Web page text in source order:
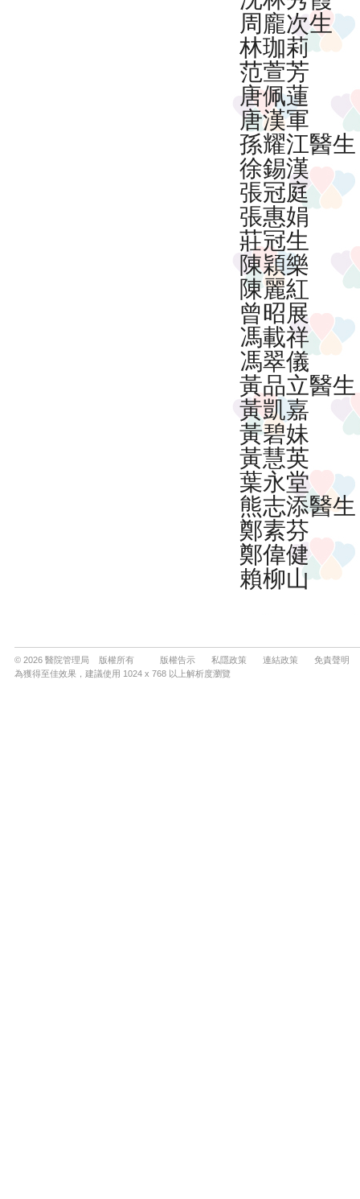
© 2026 醫院管理局 版權所有 版權告示 私隱政策 連結政策
免責聲明
為獲得至佳效果，建議使用 1024 x 768 以上解析度瀏覽